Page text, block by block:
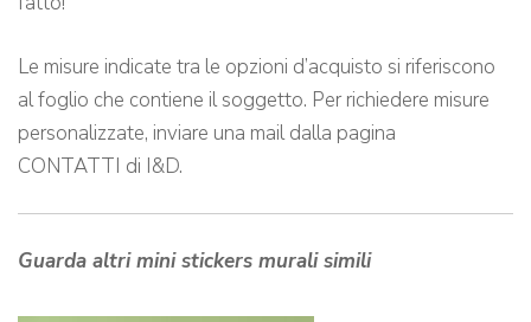
Le misure indicate tra le opzioni d’acquisto si riferiscono
al foglio che contiene il soggetto. Per richiedere misure
personalizzate, inviare una mail dalla pagina
CONTATTI di I&D.
Guarda altri mini stickers murali simili